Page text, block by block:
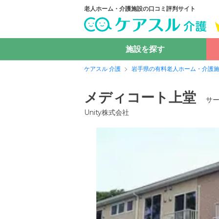
老人ホーム・介護施設の口コミ評判サイト
施設を探す
ケアスル 介護 岩手県の有料老人ホーム・介護
メディコート上堂
サ
Unity株式会社